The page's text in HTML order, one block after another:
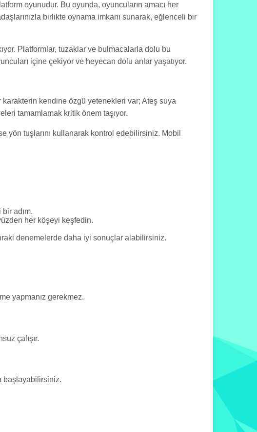
oyunudur. Bu oyunda, oyuncuların amacı her
birlikte oynama imkanı sunarak, eğlenceli bir
Platformlar, tuzaklar ve bulmacalarla dolu bu
içine çekiyor ve heyecan dolu anlar yaşatıyor.
kendine özgü yetenekleri var; Ateş suya
tamamlamak kritik önem taşıyor.
yön tuşlarını kullanarak kontrol edebilirsiniz. Mobil
adım.
her köşeyi keşfedin.
denemelerde daha iyi sonuçlar alabilirsiniz.
yapmanız gerekmez.
çalışır.
başlayabilirsiniz.